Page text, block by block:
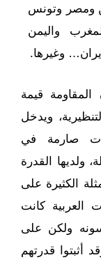
ومصر وتونس
واليمن
وغيرها.
قيمة
ويدخل
صارمة في
ولديها القدرة
الكثيرة على
العربية كانت
ولكن على
أثبتوا قدرتهم